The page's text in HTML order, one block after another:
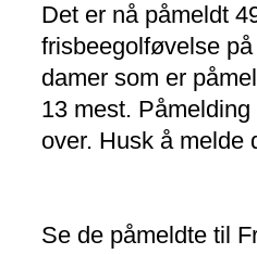
Det er nå påmeldt
frisbeegolføvelse
damer som er
13 mest.
over. Husk å melde
Se de påmeldte til